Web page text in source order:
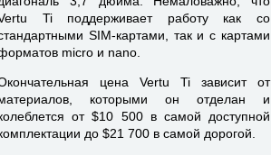
Ti поддерживает работу как со
SIM-картами, так и с картами
micro и nano.
цена Vertu Ti зависит от
которыми он отделан и
от $10 500 в самой доступной
до $21 700 в самой дорогой.